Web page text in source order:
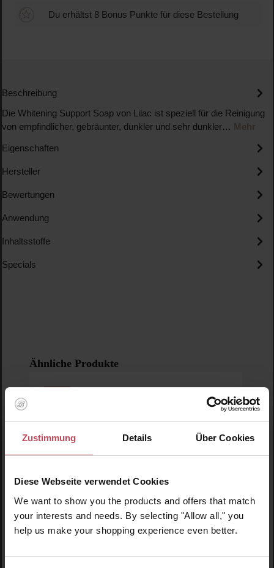
Zustimmung Details Über Cookies
Diese Webseite verwendet Cookies
We want to show you the products and offers that match
your interests and needs. By selecting "Allow all," you
help us make your shopping experience even better.
Du erhältst 8 Bonus Punkte für diese Bestellung
Beschreibung
Die Whitening Support Soap von Lilac ist speziell für die Reinigung
von empfindlicher, gebräunter, dunkler und sehr dunkler… Mehr
Eigenschaften
Hersteller
Bewertungen
Anwendung
Inhaltsstoffe
Specials
Produktgalerie überspringen
Ähnliche Produkte